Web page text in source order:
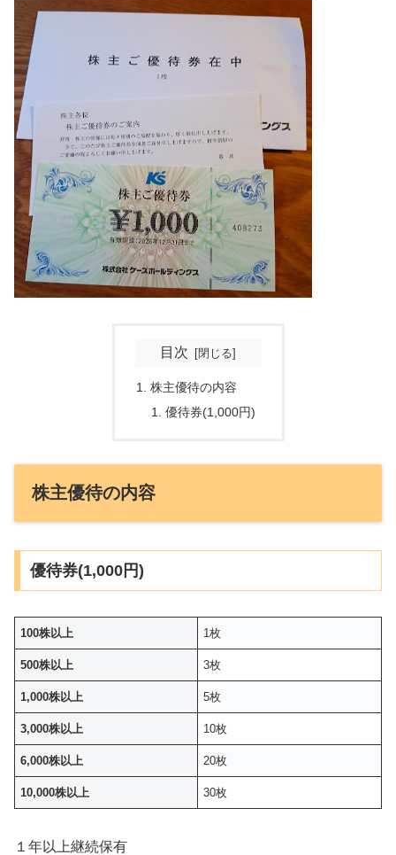
目次
株主優待の内容
優待券(1,000円)
株主優待の内容
優待券(1,000円)
100株以上 1枚
500株以上 3枚
1,000株以上 5枚
3,000株以上 10枚
6,000株以上 20枚
10,000株以上 30枚
１年以上継続保有